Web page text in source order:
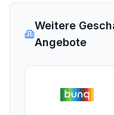
Weitere
Angebote